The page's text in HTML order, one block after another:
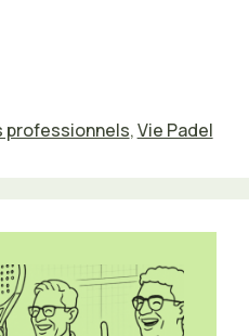
professionnels,Vie Padel